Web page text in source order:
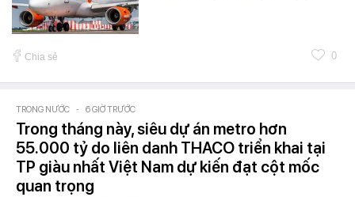
Chia sẻ 0
TRONG NƯỚC - 6 GIỜ TRƯỚC
Trong tháng này, siêu dự án metro hơn
55.000 tỷ do liên danh THACO triển khai tại
TP giàu nhất Việt Nam dự kiến đạt cột mốc
quan trọng